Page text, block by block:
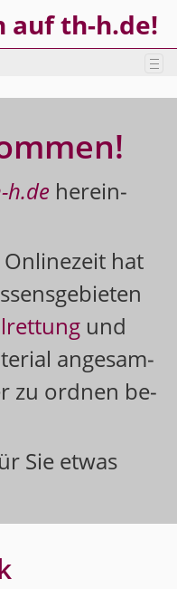
auf th-h.de!
​h.​de her­ein­
hat
und
an­ge­sam­
zu ord­nen be­
Sie etwas